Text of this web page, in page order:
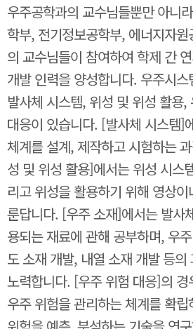
우주공학과의 교수님들뿐만 아니
학부, 전기정보공학부, 에너지자
의 교수님들이 참여하여 학제 간
개발 인력을 양성합니다. 우주시
발사체 시스템, 위성 및 위성 활용
대응이 있습니다. [발사체 시스템]
체계를 설계, 제작하고 시험하는
성 및 위성 활용]에서는 위성 시스
리고 위성을 활용하기 위해 영상
룬답니다. [우주 소재]에서는 발사
용되는 재료에 관해 공부하며, 우
도 소재 개발, 내열 소재 개발 등의
노력합니다. [우주 위험 대응]의
우주 위험을 관리하는 체계를 확